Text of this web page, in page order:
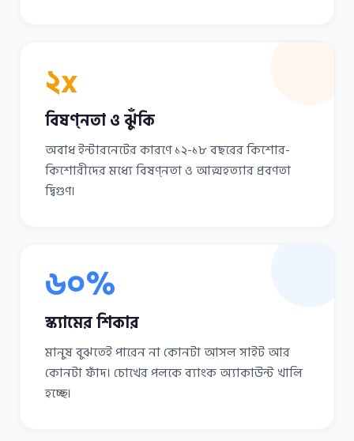
২x
বিষণ্নতা ও ঝুঁকি
অবাধ ইন্টারনেটের কারণে ১২-১৮ বছরের কিশোর-
কিশোরীদের মধ্যে বিষণ্নতা ও আত্মহত্যার প্রবণতা
দ্বিগুণ।
৬০%
স্ক্যামের শিকার
মানুষ বুঝতেই পারেন না কোনটা আসল সাইট আর
কোনটা ফাঁদ। চোখের পলকে ব্যাংক অ্যাকাউন্ট খালি
হচ্ছে।